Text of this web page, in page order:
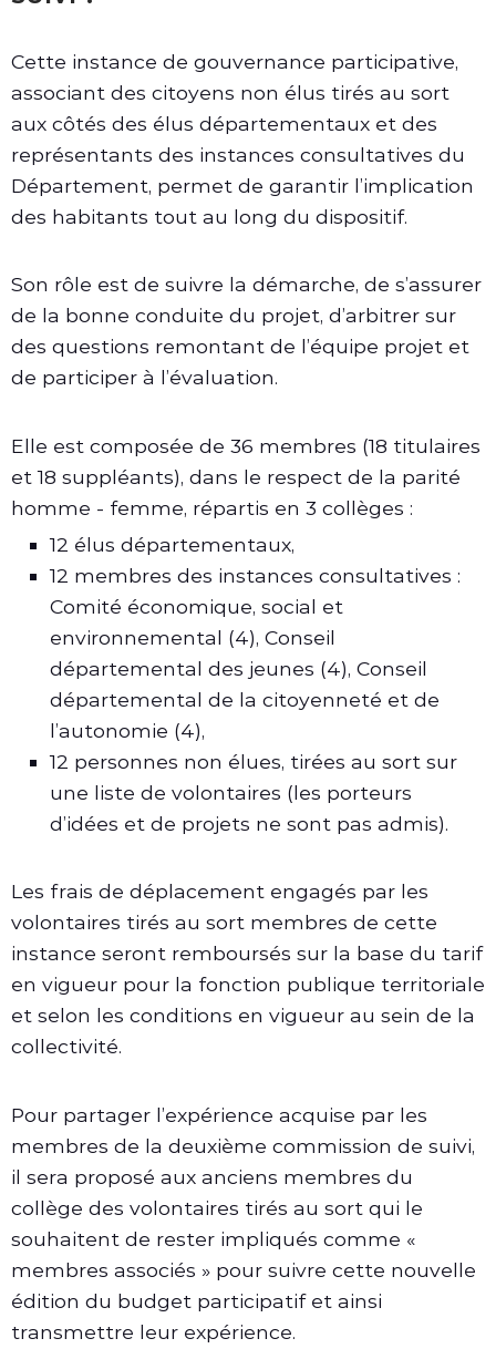
Cette instance de gouvernance participative,
associant des citoyens non élus tirés au sort
aux côtés des élus départementaux et des
représentants des instances consultatives du
Département, permet de garantir l’implication
des habitants tout au long du dispositif.
Son rôle est de suivre la démarche, de s’assurer
de la bonne conduite du projet, d’arbitrer sur
des questions remontant de l’équipe projet et
de participer à l’évaluation.
Elle est composée de 36 membres (18 titulaires
et 18 suppléants), dans le respect de la parité
homme - femme, répartis en 3 collèges :
12 élus départementaux,
12 membres des instances consultatives :
Comité économique, social et
environnemental (4), Conseil
départemental des jeunes (4), Conseil
départemental de la citoyenneté et de
l’autonomie (4),
12 personnes non élues, tirées au sort sur
une liste de volontaires (les porteurs
d’idées et de projets ne sont pas admis).
Les frais de déplacement engagés par les
volontaires tirés au sort membres de cette
instance seront remboursés sur la base du tarif
en vigueur pour la fonction publique territoriale
et selon les conditions en vigueur au sein de la
collectivité.
Pour partager l’expérience acquise par les
membres de la deuxième commission de suivi,
il sera proposé aux anciens membres du
collège des volontaires tirés au sort qui le
souhaitent de rester impliqués comme «
membres associés » pour suivre cette nouvelle
édition du budget participatif et ainsi
transmettre leur expérience.